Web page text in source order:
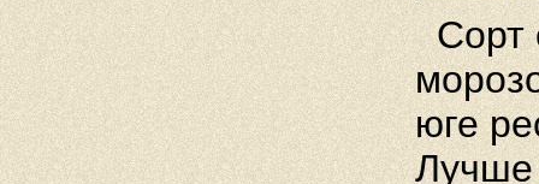
Сорт
юге
Лучше